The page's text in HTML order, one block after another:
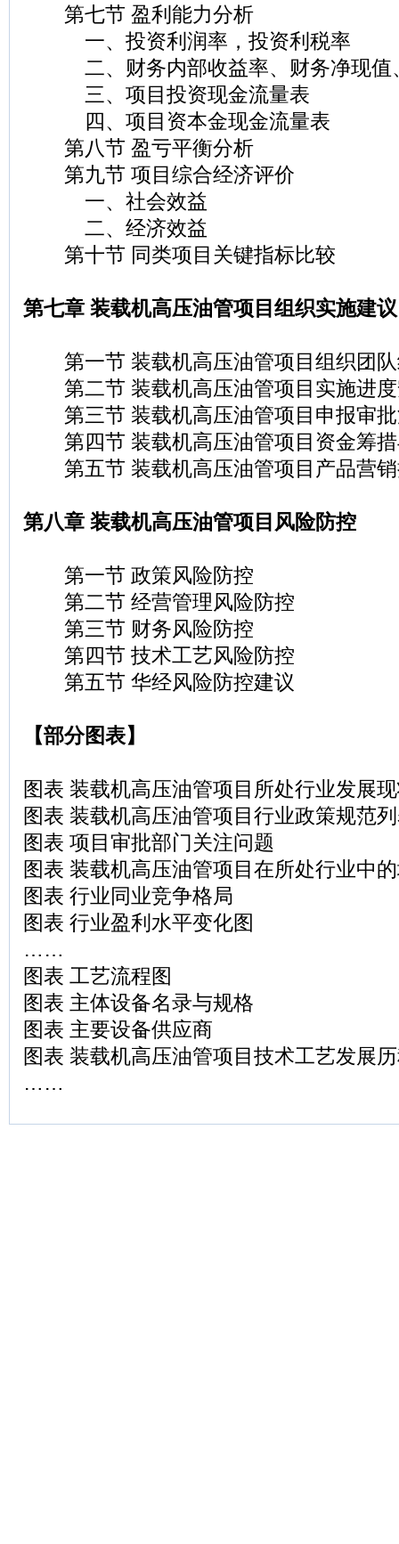
第七节 盈利能力分析
一、投资利润率，投资利税率
二、财务内部收益率、财务净现值
三、项目投资现金流量表
四、项目资本金现金流量表
第八节 盈亏平衡分析
第九节 项目综合经济评价
一、社会效益
二、经济效益
第十节 同类项目关键指标比较
第七章 装载机高压油管项目组织实施建议
第一节 装载机高压油管项目组织团队
第二节 装载机高压油管项目实施进度
第三节 装载机高压油管项目申报审批
第四节 装载机高压油管项目资金筹措
第五节 装载机高压油管项目产品营销
第八章 装载机高压油管项目风险防控
第一节 政策风险防控
第二节 经营管理风险防控
第三节 财务风险防控
第四节 技术工艺风险防控
第五节 华经风险防控建议
【部分图表】
图表 装载机高压油管项目所处行业发展
图表 装载机高压油管项目行业政策规范
图表 项目审批部门关注问题
图表 装载机高压油管项目在所处行业中
图表 行业同业竞争格局
图表 行业盈利水平变化图
……
图表 工艺流程图
图表 主体设备名录与规格
图表 主要设备供应商
图表 装载机高压油管项目技术工艺发展
……